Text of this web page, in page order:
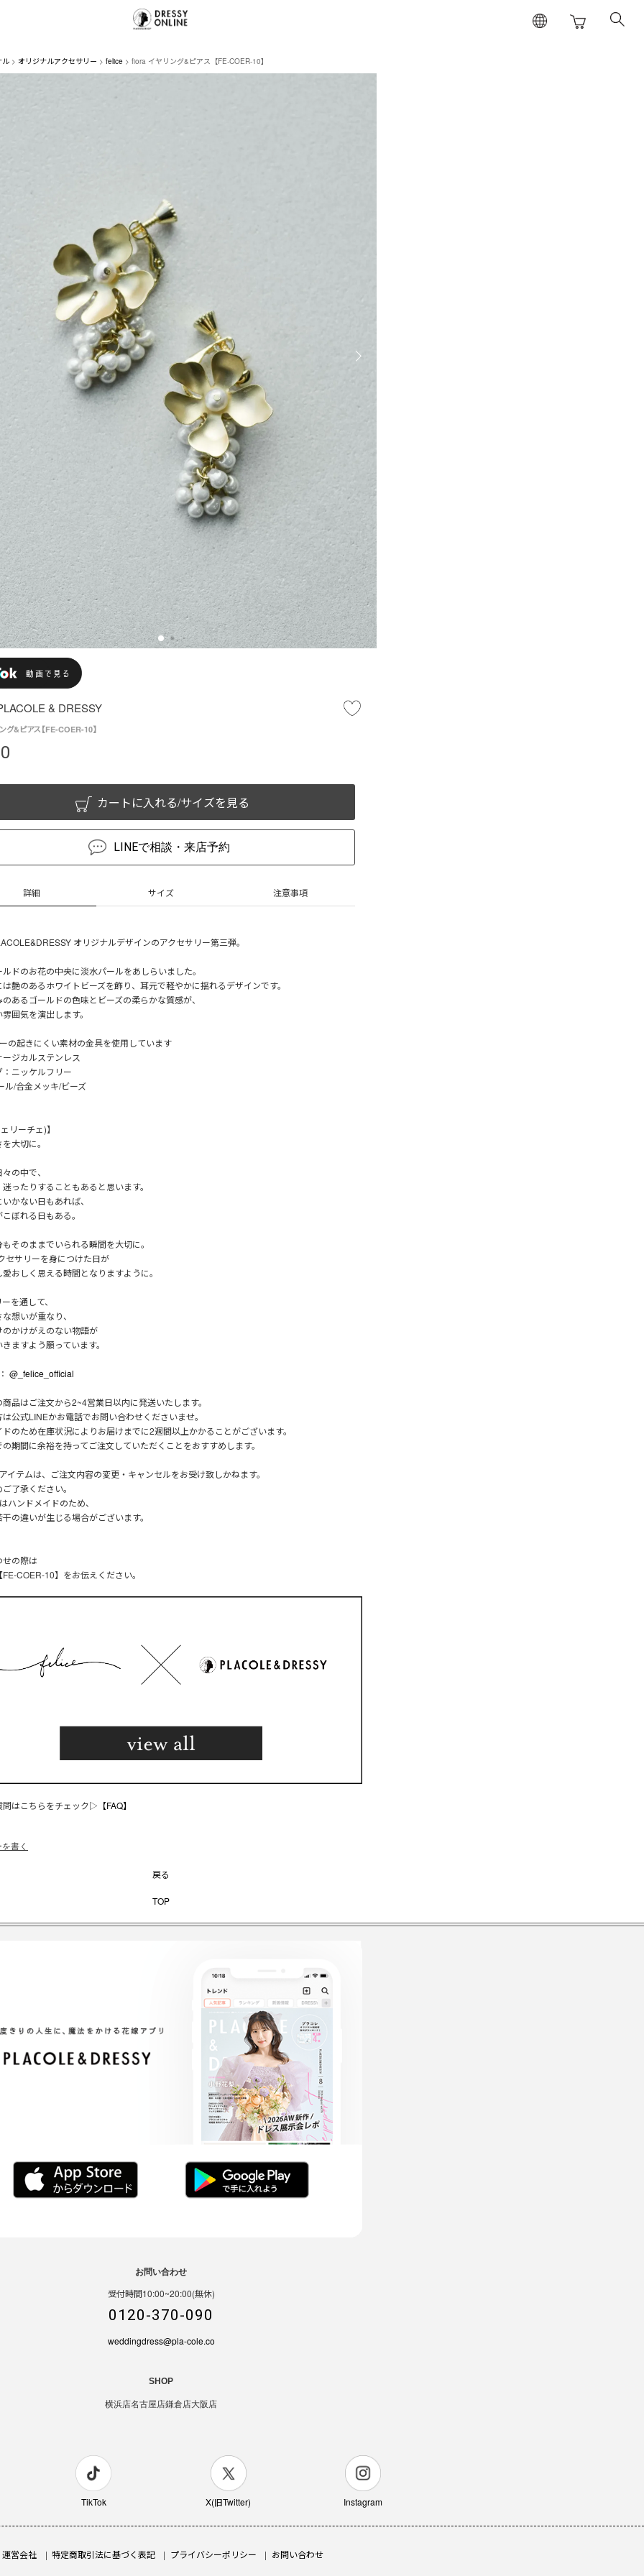
ル オリジナルアクセサリー felice fiora イヤリング&ピアス【FE-COER-10】
& DRESSY
グ&ピアス【FE-COER-10】
カートに入れる/サイズを見る
LINEで相談・来店予約
詳細 サイズ 注意事項
オリジナルデザインのアクセサリー第三弾。
ドのお花の中央に淡水パールをあしらいました。
艶のあるホワイトビーズを飾り、耳元で軽やかに揺れるデザインです。
あるゴールドの色味とビーズの柔らかな質感が、
囲気を演出します。
の起きにくい素材の金具を使用しています
ージカルステンレス
：ニッケルフリー
ル/合金メッキ/ビーズ
リーチェ)】
大切に。
の中で、
ったりすることもあると思います。
かない日もあれば、
ぼれる日もある。
そのままでいられる瞬間を大切に。
セサリーを身につけた日が
おしく思える時間となりますように。
を通して、
想いが重なり、
のかけがえのない物語が
ますよう願っています。
@_felice_official
品はご注文から2~4営業日以内に発送いたします。
公式LINEかお電話でお問い合わせくださいませ。
のため在庫状況によりお届けまでに2週間以上かかることがございます。
の期間に余裕を持ってご注文していただくことをおすすめします。
イテムは、ご注文内容の変更・キャンセルをお受け致しかねます。
了承ください。
ハンドメイドのため、
の違いが生じる場合がございます。
せの際は
COER-10】をお伝えください。
問はこちらをチェック▷ 【FAQ】
書く
戻る
TOP
お問い合わせ
受付時間10:00~20:00(無休)
0120-370-090
weddingdress@pla-cole.co
SHOP
横浜店名古屋店鎌倉店大阪店
TikTok X(旧Twitter) Instagram
運営会社 特定商取引法に基づく表記 プライバシーポリシー お問い合わせ